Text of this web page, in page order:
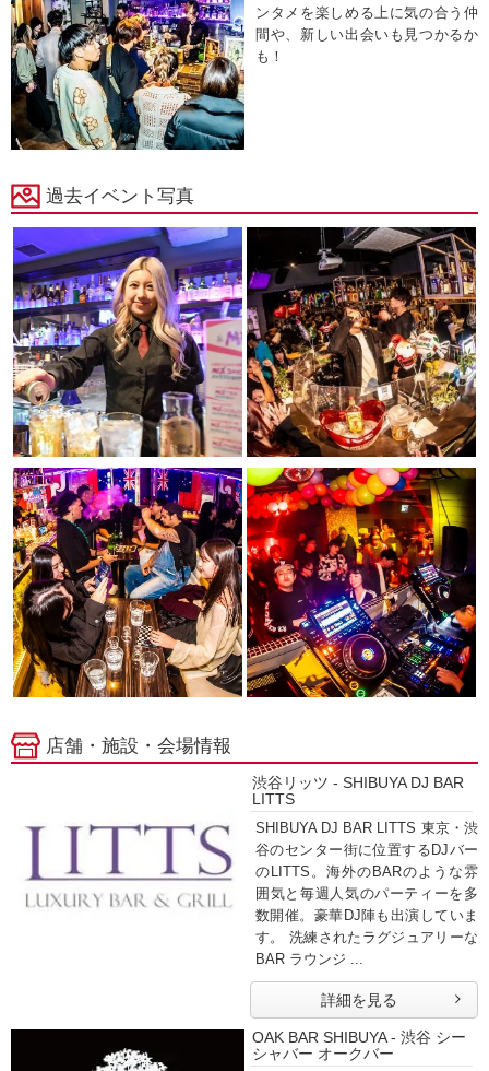
ンタメを楽しめる上に気の合う仲
間や、新しい出会いも見つかるか
も！
過去イベント写真
店舗・施設・会場情報
渋谷リッツ - SHIBUYA DJ BAR
LITTS
SHIBUYA DJ BAR LITTS 東京・渋
谷のセンター街に位置するDJバー
のLITTS。海外のBARのような雰
囲気と毎週人気のパーティーを多
数開催。豪華DJ陣も出演していま
す。 洗練されたラグジュアリーな
BAR ラウンジ ...
詳細を見る
OAK BAR SHIBUYA - 渋谷 シー
シャバー オークバー